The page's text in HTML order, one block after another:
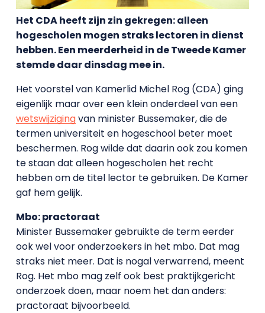
Het CDA heeft zijn zin gekregen: alleen
hogescholen mogen straks lectoren in dienst
hebben. Een meerderheid in de Tweede Kamer
stemde daar dinsdag mee in.
Het voorstel van Kamerlid Michel Rog (CDA) ging
eigenlijk maar over een klein onderdeel van een
wetswijzigingvan minister Bussemaker, die de
termen universiteit en hogeschool beter moet
beschermen. Rog wilde dat daarin ook zou komen
te staan dat alleen hogescholen het recht
hebben om de titel lector te gebruiken. De Kamer
gaf hem gelijk.
Mbo: practoraat
Minister Bussemaker gebruikte de term eerder
ook wel voor onderzoekers in het mbo. Dat mag
straks niet meer. Dat is nogal verwarrend, meent
Rog. Het mbo mag zelf ook best praktijkgericht
onderzoek doen, maar noem het dan anders:
practoraat bijvoorbeeld.